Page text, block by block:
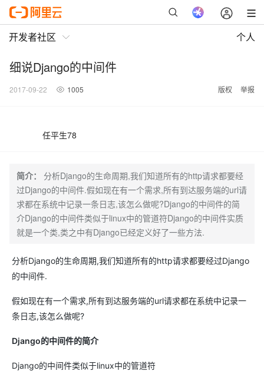
开发者社区 个人
细说Django的中间件
2017-09-22 1005 版权 举报
任平生78
简介：
分析Django的生命周期,我们知道所有的http请求都要经
过Django的中间件.假如现在有一个需求,所有到达服务端的url请
求都在系统中记录一条日志,该怎么做呢?Django的中间件的简
介Django的中间件类似于linux中的管道符Django的中间件实质
就是一个类,类之中有Django已经定义好了一些方法.
分析Django的生命周期,我们知道所有的http请求都要经过Django
的中间件.
假如现在有一个需求,所有到达服务端的url请求都在系统中记录一
条日志,该怎么做呢?
Django的中间件的简介
Django的中间件类似于linux中的管道符